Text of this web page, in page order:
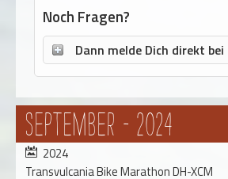
Noch Fragen?
Dann melde Dich direkt bei
September - 2024
2024
Transvulcania Bike Marathon DH-XCM